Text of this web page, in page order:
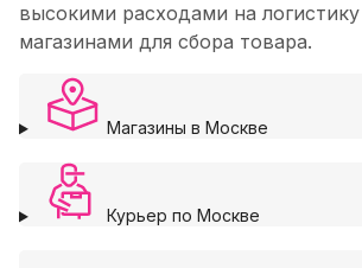
высокими расходами на
магазинами для сбора товара.
Магазины в Москве
Курьер по Москве